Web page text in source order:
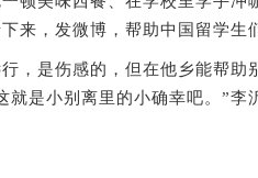
来，发微博，帮助中国留学生
是伤感的，但在他乡能帮助
就是小别离里的小确幸吧。”李